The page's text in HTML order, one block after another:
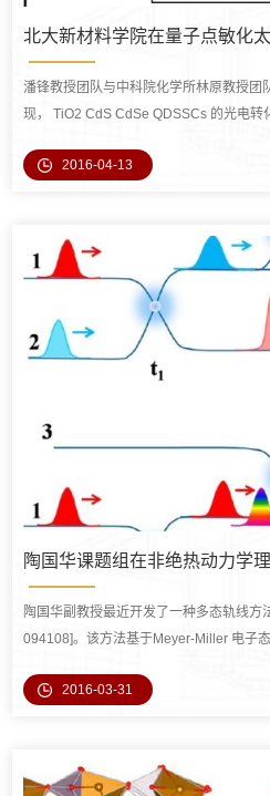
北大新材料学院在量子点敏化
潘锋教授团队与中科院化学所林原教授团
现， TiO2 CdS CdSe QDSSCs 的光电转
2016-04-13
陶国华课题组在非绝热动力学
陶国华副教授最近开发了一种多态轨线方
094108]。该方法基于Meyer-Miller 电子
2016-03-31